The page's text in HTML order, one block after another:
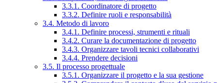
3.3.1. Coordinatore di progetto
3.3.2. Definire ruoli e responsabilità
3.4. Metodo di lavoro
3.4.1. Definire processi, strumenti e rituali
3.4.2. Curare la documentazione di progetto
3.4.3. Organizzare tavoli tecnici collaborativi
3.4.4. Prendere decisioni
3.5. Il processo progettuale
3.5.1. Organizzare il progetto e la sua gestione